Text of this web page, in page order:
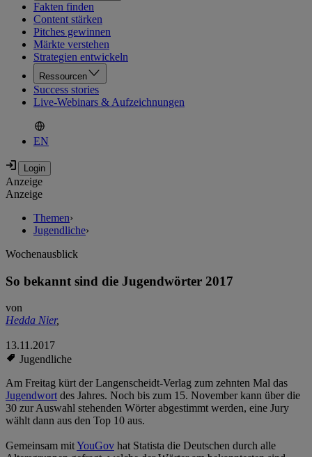
Fakten finden
Content stärken
Pitches gewinnen
Märkte verstehen
Strategien entwickeln
Ressourcen
Success stories
Live-Webinars & Aufzeichnungen
EN
Anzeige
Anzeige
Themen›
Jugendliche›
Wochenausblick
So bekannt sind die Jugendwörter 2017
von
Hedda Nier,
13.11.2017
Jugendliche
Am Freitag kürt der Langenscheidt-Verlag zum zehnten Mal das
Jugendwortdes Jahres. Noch bis zum 15. November kann über die
30 zur Auswahl stehenden Wörter abgestimmt werden, eine Jury
wählt dann aus den Top 10 aus.
Gemeinsam mitYouGov hat Statista die Deutschen durch alle